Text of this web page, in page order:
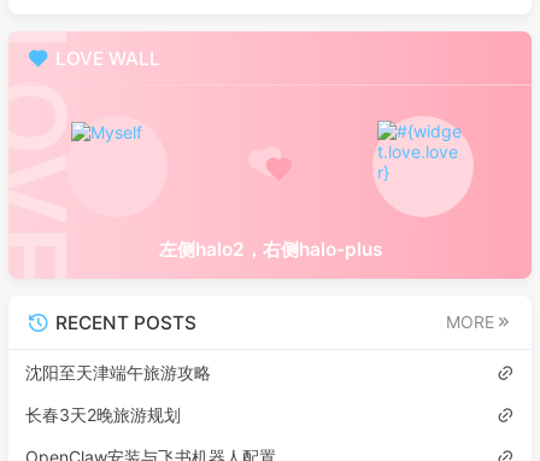
LOVE WALL
左侧halo2，右侧halo-plus
RECENT POSTS MORE
沈阳至天津端午旅游攻略
长春3天2晚旅游规划